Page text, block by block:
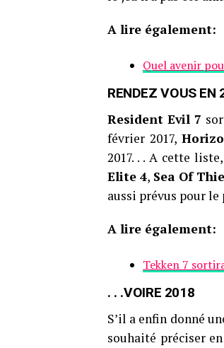
A lire également:
Quel avenir
RENDEZ VOUS EN
Resident Evil 7
février 2017,
2017. . . A cette
Elite 4, Sea Of
aussi prévus pour le
A lire également:
Tekken 7
. . .VOIRE 2018
S’il a enfin donné
souhaité préciser